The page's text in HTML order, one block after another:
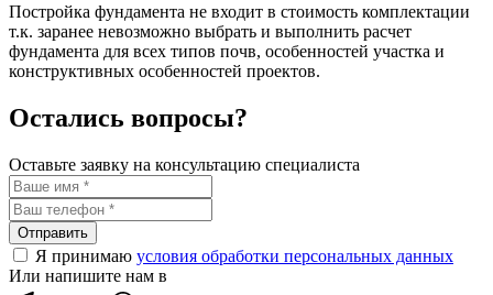
Постройка фундамента не входит в стоимость комплектации
т.к. заранее невозможно выбрать и выполнить расчет
фундамента для всех типов почв, особенностей участка и
конструктивных особенностей проектов.
Остались вопросы?
Оставьте заявку на консультацию специалиста
Отправить
Я принимаю условия обработки персональных данных
Или напишите нам в